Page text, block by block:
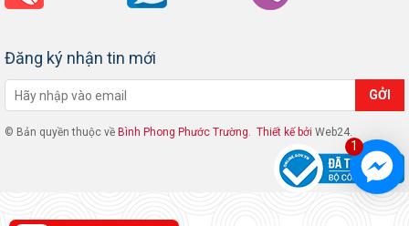
Đăng ký nhận tin mới
© Bản quyền thuộc về Bình Phong Phước Trường. Thiết kế bởi Web24.
1